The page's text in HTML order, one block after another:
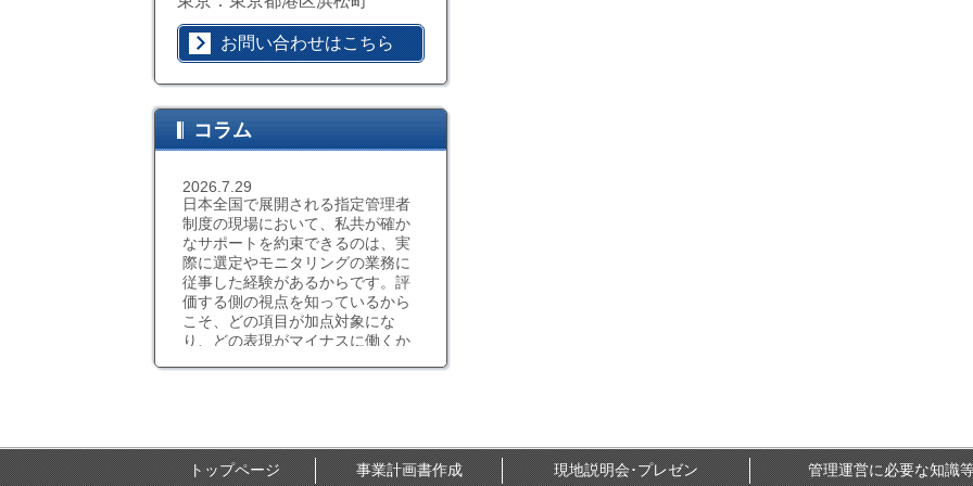
お問い合わせはこちら
コラム
2026.7.29
日本全国で展開される指定管理者
制度の現場において、私共が確か
なサポートを約束できるのは、実
際に選定やモニタリングの業務に
従事した経験があるからです。評
価する側の視点を知っているから
こそ、どの項目が加点対象にな
り、どの表現がマイナスに働くか
感覚に根ざした的確なコンサルテ
ィングこそが、指定管理者への任
トップページ 事業計画書作成 現地説明会･プレゼン 管理運営に必要な知識